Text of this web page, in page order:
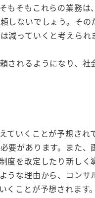
もそもこれらの業務
しないでしょう。そ
減っていくと考えら
されるようになり、
ていくことが予想さ
要があります。また
度を改定したり新し
うな理由から、コン
ことが予想されます。